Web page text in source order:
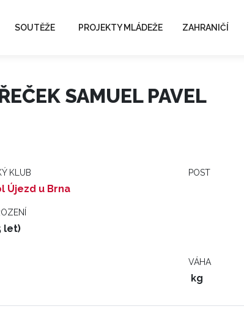
SOUTĚŽE PROJEKTY MLÁDEŽE ZAHRANIČÍ
SAMUEL PAVEL
KLUB
Újezd u Brna
POST
let)
VÁHA
kg